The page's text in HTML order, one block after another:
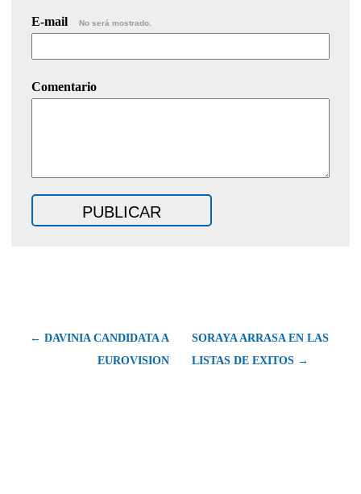
E-mail No será mostrado.
Comentario
← DAVINIA CANDIDATA A
EUROVISION
SORAYA ARRASA EN LAS
LISTAS DE EXITOS →